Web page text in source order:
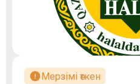
Мерзімі өткен